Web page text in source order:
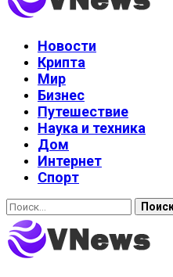
Новости
Крипта
Мир
Бизнес
Путешествие
Наука и техника
Дом
Интернет
Спорт
Найти: